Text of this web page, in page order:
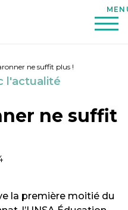
ne suffit plus !
l'actualité
ne suffit
la première moitié du